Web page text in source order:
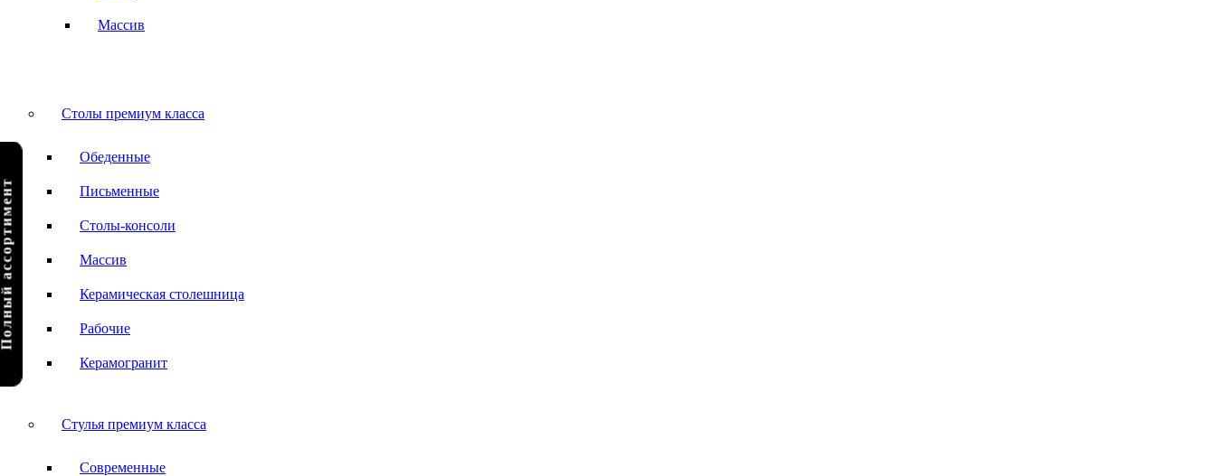
Массив
Столы премиум класса
Обеденные
Письменные
Столы-консоли
Массив
Керамическая столешница
Рабочие
Керамогранит
Стулья премиум класса
Современные